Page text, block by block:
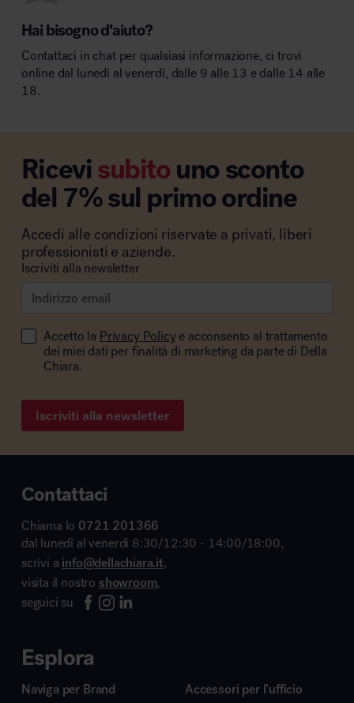
Hai bisogno d’aiuto?
Contattaci in chat per qualsiasi informazione, ci trovi
online dal lunedì al venerdì, dalle 9 alle 13 e dalle 14 alle
18.
Ricevisubitouno sconto
del 7% sul primo ordine
Accedi alle condizioni riservate a privati, liberi
professionisti e aziende.
Iscriviti alla newsletter
Accetto la Privacy Policy e acconsento al trattamento
dei miei dati per finalità di marketing da parte di Della
Chiara.
Iscriviti alla newsletter
Contattaci
Chiama lo 0721 201366
dal lunedì al venerdì 8:30/12:30 - 14:00/18:00,
scrivi a info@dellachiara.it,
visita il nostro showroom,
seguici su
Esplora
Naviga per Brand
Accessori per l’ufficio